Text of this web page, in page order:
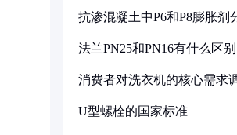
抗渗混凝土中P6和P8膨胀剂
法兰PN25和PN16有什么区别
消费者对洗衣机的核心需求
U型螺栓的国家标准